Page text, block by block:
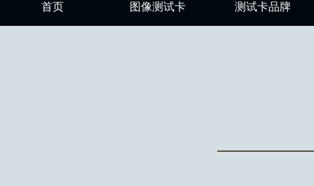
首页 图像测试卡 测试卡品牌